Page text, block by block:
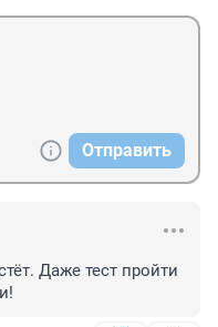
Отправить
Даже тест пройти